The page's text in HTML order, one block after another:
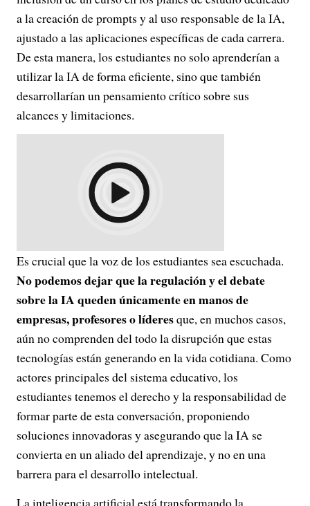
a la creación de prompts y al uso responsable de la IA,
ajustado a las aplicaciones específicas de cada carrera.
De esta manera, los estudiantes no solo aprenderían a
utilizar la IA de forma eficiente, sino que también
desarrollarían un pensamiento crítico sobre sus
alcances y limitaciones.
Es crucial que la voz de los estudiantes sea escuchada.
No podemos dejar que la regulación y el debate
sobre la IA queden únicamente en manos de
empresas, profesores o líderesque, en muchos casos,
aún no comprenden del todo la disrupción que estas
tecnologías están generando en la vida cotidiana. Como
actores principales del sistema educativo, los
estudiantes tenemos el derecho y la responsabilidad de
formar parte de esta conversación, proponiendo
soluciones innovadoras y asegurando que la IA se
convierta en un aliado del aprendizaje, y no en una
barrera para el desarrollo intelectual.
La inteligencia artificial está transformando la